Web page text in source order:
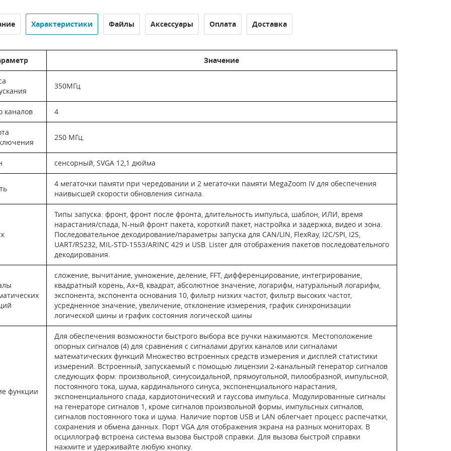
Характеристики Файлы Аксессуары Оплата Доставка
Значение
350МГц
каналов 4
250 МГц.
сенсорный, SVGA 12,1 дюйма
4 мегаточки памяти при чередовании и 2 мегаточки памяти MegaZoom IV для обеспечения
наивысшей скорости обновления сигнала.
Типы запуска: фронт, фронт после фронта, длительность импульса, шаблон, ИЛИ, время
нарастания/спада, N-ный фронт пакета, короткий пакет, настройка и задержка, видео и зона.
Последовательное декодирование/параметры запуска для CAN/LIN, FlexRay, I2C/SPI, I2S,
UART/RS232, MIL-STD-1553/ARINC 429 и USB. Lister для отображения пакетов последовательного
декодирования.
сложение, вычитание, умножение, деление, FFT, дифференцирование, интегрирование,
квадратный корень, Ax+B, квадрат, абсолютное значение, логарифм, натуральный логарифм,
экспонента, экспонента основания 10, фильтр низких частот, фильтр высоких частот,
усредненное значение, увеличение, отклонение измерения, график синхронизации
логической шины и график состояния логической шины
функции
Для обеспечения возможности быстрого выбора все ручки нажимаются. Местоположение
опорных сигналов (4) для сравнения с сигналами других каналов или сигналами
математических функций Множество встроенных средств измерения и дисплей статистики
измерений. Встроенный, запускаемый с помощью лицензии 2-канальный генератор сигналов
следующих форм: произвольной, синусоидальной, прямоугольной, пилообразной, импульсной,
постоянного тока, шума, кардинального синуса, экспоненциального нарастания,
экспоненциального спада, кардиотонический и гауссова импульса. Модулированные сигналы
на генераторе сигналов 1, кроме сигналов произвольной формы, импульсных сигналов,
сигналов постоянного тока и шума. Наличие портов USB и LAN облегчает процесс распечатки,
сохранения и обмена данных. Порт VGA для отображения экрана на разных мониторах. В
осциллограф встроена система вызова быстрой справки. Для вызова быстрой справки
нажмите и удерживайте любую кнопку.